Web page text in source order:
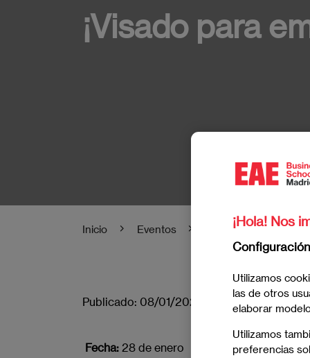
¡Visado para
Inicio Eventos ¡Visado para
Publicado: 08/01/2025 Actualizado: 05/
Fecha: 28 de enero
¡Hola! Nos
Utilizamos
las de otros
elaborar
Utilizamos
preferencias